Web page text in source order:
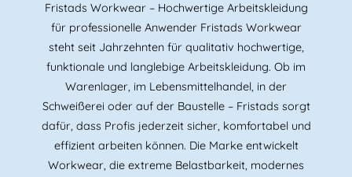
Fristads Workwear – Hochwertige Arbeitskleidung
für professionelle Anwender Fristads Workwear
steht seit Jahrzehnten für qualitativ hochwertige,
funktionale und langlebige Arbeitskleidung. Ob im
Warenlager, im Lebensmittelhandel, in der
Schweißerei oder auf der Baustelle – Fristads sorgt
dafür, dass Profis jederzeit sicher, komfortabel und
effizient arbeiten können. Die Marke entwickelt
Workwear, die extreme Belastbarkeit, modernes